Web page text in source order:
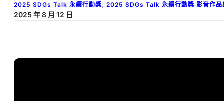
2025 SDGs Talk 永續行動獎, 2025 SDGs Talk 永續行動獎 影音作品
2025 年 8 月 12 日